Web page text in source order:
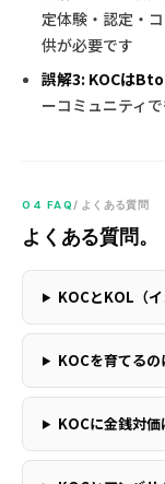
定体験・認定・
供が必要です
誤解3: KOCは
ーコミュニティ
04 FAQ/ よくある質問
よくある質問。
KOCとKOL（
KOCを育てる
KOCに金銭対価